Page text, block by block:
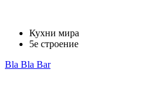
Кухни мира
5е строение
Bla Bla Bar